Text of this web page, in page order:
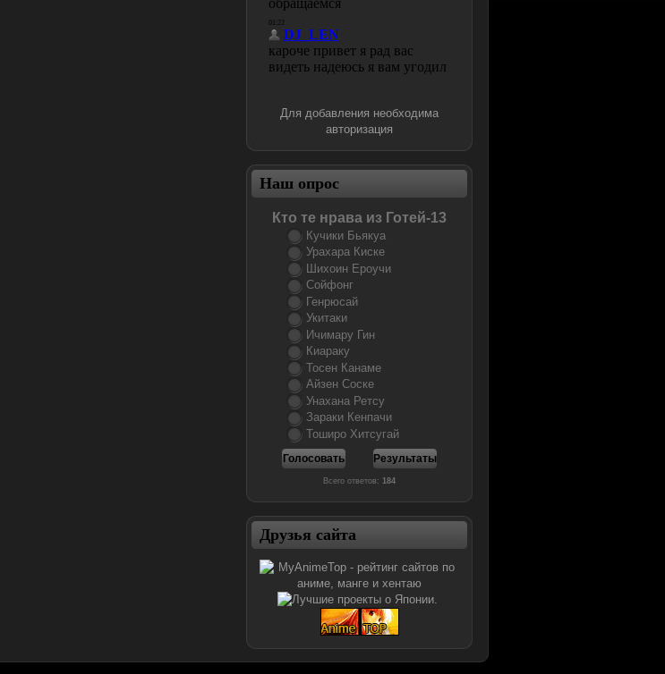
Для добавления необходима
авторизация
Наш опрос
Кто те нрава из Готей-13
Кучики Бьякуа
Урахара Киске
Шихоин Ероучи
Сойфонг
Генрюсай
Укитаки
Ичимару Гин
Киараку
Тосен Канаме
Айзен Соске
Унахана Ретсу
Зараки Кенпачи
Тоширо Хитсугай
Всего ответов:184
Друзья сайта